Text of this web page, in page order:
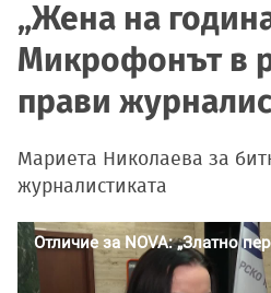
„Жена на
Микрофонът в
прави
Мариета Николаева за
журналистиката